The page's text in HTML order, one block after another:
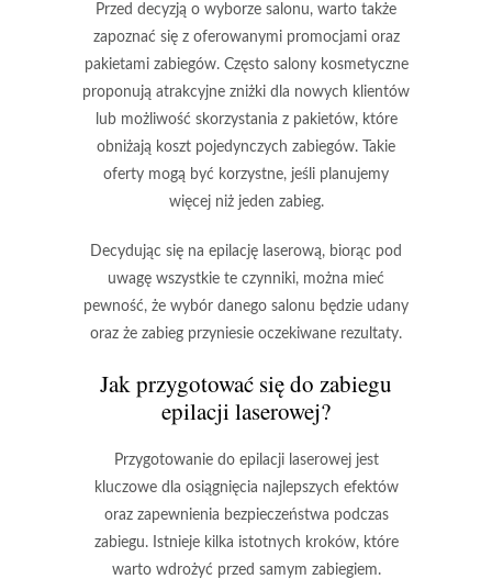
Przed decyzją o wyborze salonu, warto także
zapoznać się z oferowanymi promocjami oraz
pakietami zabiegów. Często salony kosmetyczne
proponują atrakcyjne zniżki dla nowych klientów
lub możliwość skorzystania z pakietów, które
obniżają koszt pojedynczych zabiegów. Takie
oferty mogą być korzystne, jeśli planujemy
więcej niż jeden zabieg.
Decydując się na epilację laserową, biorąc pod
uwagę wszystkie te czynniki, można mieć
pewność, że wybór danego salonu będzie udany
oraz że zabieg przyniesie oczekiwane rezultaty.
Jak przygotować się do zabiegu
epilacji laserowej?
Przygotowanie do epilacji laserowejjest
kluczowe dla osiągnięcia najlepszych efektów
oraz zapewnienia bezpieczeństwa podczas
zabiegu. Istnieje kilka istotnych kroków, które
warto wdrożyć przed samym zabiegiem.